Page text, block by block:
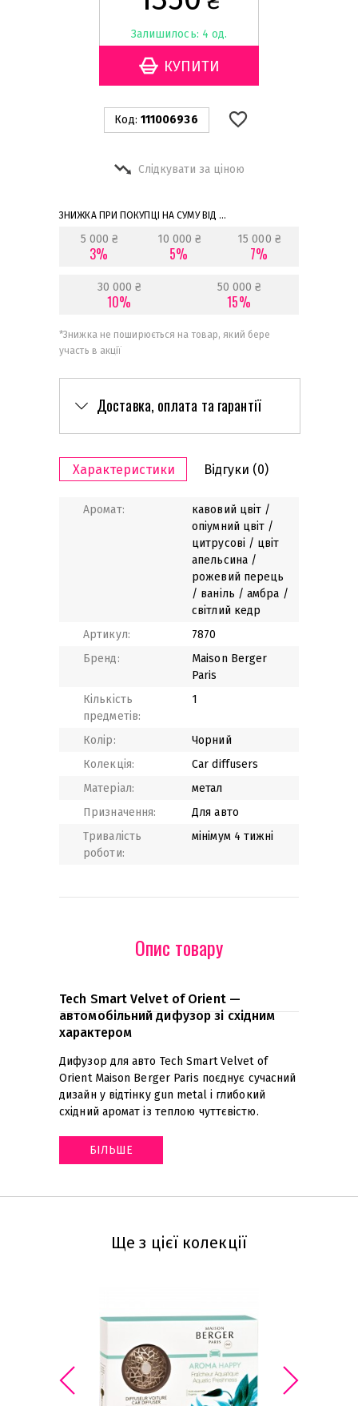
Залишилось: 4 од.
Код: 111006936
Слідкувати за ціною
ЗНИЖКА ПРИ ПОКУПЦІ НА СУМУ ВІД ...
5 000 ₴
3%
10 000 ₴
5%
15 000 ₴
7%
30 000 ₴
10%
50 000 ₴
15%
*Знижка не поширюється на товар, який бере
участь в акції
Доставка, оплата та гарантії
Характеристики Відгуки (0)
Аромат:
кавовий цвіт /
опіумний цвіт /
цитрусові / цвіт
апельсина /
рожевий перець
/ ваніль / амбра /
світлий кедр
Артикул:
7870
Бренд:
Maison Berger
Paris
Кількість
предметів:
1
Колір:
Чорний
Колекція:
Car diffusers
Матеріал:
метал
Призначення:
Для авто
Тривалість
роботи:
мінімум 4 тижні
Опис товару
Tech Smart Velvet of Orient —
автомобільний дифузор зі східним
характером
Дифузор для авто Tech Smart Velvet of
Orient Maison Berger Paris поєднує сучасний
дизайн у відтінку gun metal і глибокий
східний аромат із теплою чуттєвістю.
БІЛЬШЕ
Ще з цієї колекції